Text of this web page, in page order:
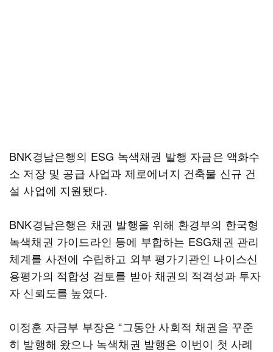
BNK경남은행의 ESG 녹색채권 발행 자금은 액화수
소 저장 및 공급 사업과 제로에너지 건축물 신규 건
설 사업에 지원됐다.
BNK경남은행은 채권 발행을 위해 환경부의 한국형
녹색채권 가이드라인 등에 부합하는 ESG채권 관리
체계를 사전에 수립하고 외부 평가기관인 나이스신
용평가의 적합성 검토를 받아 채권의 적격성과 투자
자 신뢰도를 높였다.
이정훈 자금부 부장은 “그동안 사회적 채권을 꾸준
히 발행해 왔으나 녹색채권 발행은 이번이 첫 사례